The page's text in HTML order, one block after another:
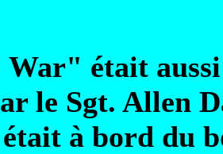
était
le Sgt. Allen
à bord du